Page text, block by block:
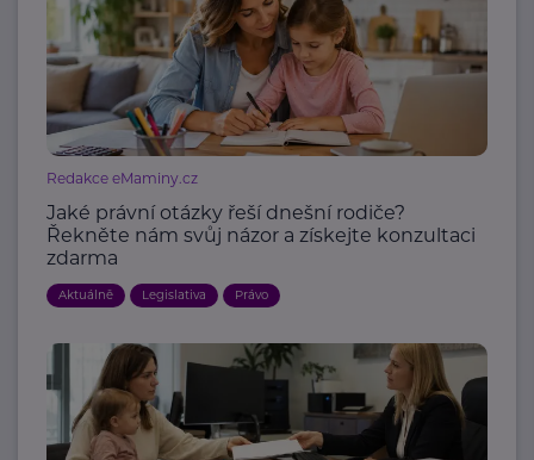
Redakce eMaminy.cz
Jaké právní otázky řeší dnešní rodiče?
Řekněte nám svůj názor a získejte konzultaci
zdarma
Aktuálně Legislativa Právo